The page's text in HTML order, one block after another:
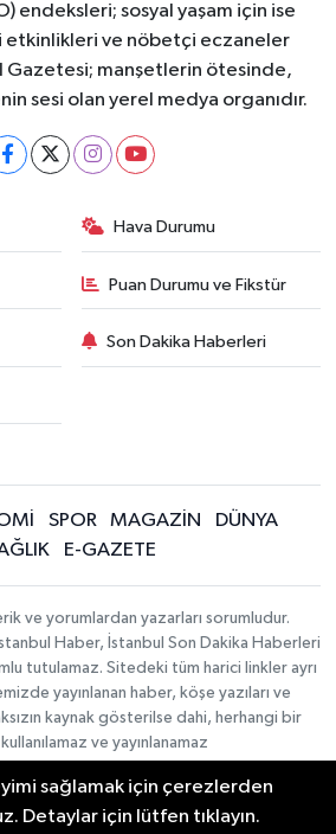
endeksleri; sosyal yaşam için ise
etkinlikleri ve nöbetçi eczaneler
Gazetesi; manşetlerin ötesinde,
sesi olan yerel medya organıdır.
Hava Durumu
Puan Durumu ve Fikstür
Son Dakika Haberleri
SPOR MAGAZİN
DÜNYA
E-GAZETE
ve yorumlardan yazarları sorumludur.
Haber, İstanbul Son Dakika Haberleri
tutulamaz. Sitedeki tüm harici linkler ayrı
yayınlanan haber, köşe yazıları ve
kaynak gösterilse dahi, herhangi bir
ve yayınlanamaz
Haber Yazılımı:TE Bilişim |
sağlamak için çerezlerden
Detaylar için lütfen tıklayın.